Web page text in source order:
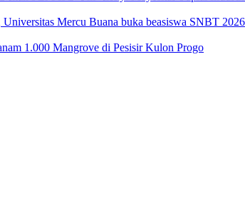
Mercu Buana buka beasiswa SNBT 2026
1.000 Mangrove di Pesisir Kulon Progo